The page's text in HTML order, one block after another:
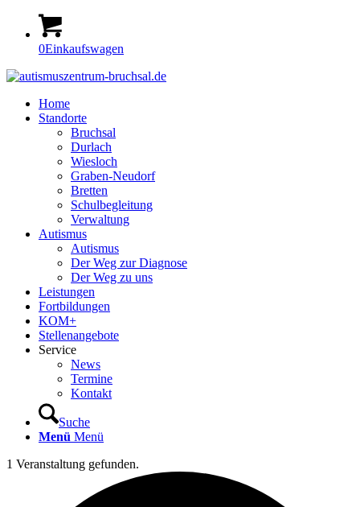
0Einkaufswagen
Home
Standorte
Bruchsal
Durlach
Wiesloch
Graben-Neudorf
Bretten
Schulbegleitung
Verwaltung
Autismus
Autismus
Der Weg zur Diagnose
Der Weg zu uns
Leistungen
Fortbildungen
KOM+
Stellenangebote
Service
News
Termine
Kontakt
Suche
Menü Menü
1 Veranstaltung gefunden.